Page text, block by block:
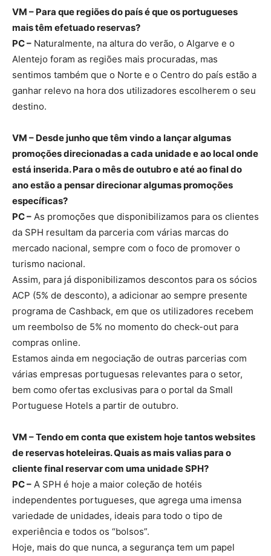
VM – Para que regiões do país é que os portugueses
mais têm efetuado reservas?
PC – Naturalmente, na altura do verão, o Algarve e o
Alentejo foram as regiões mais procuradas, mas
sentimos também que o Norte e o Centro do país estão a
ganhar relevo na hora dos utilizadores escolherem o seu
destino.
VM – Desde junho que têm vindo a lançar algumas
promoções direcionadas a cada unidade e ao local onde
está inserida. Para o mês de outubro e até ao final do
ano estão a pensar direcionar algumas promoções
específicas?
PC – As promoções que disponibilizamos para os clientes
da SPH resultam da parceria com várias marcas do
mercado nacional, sempre com o foco de promover o
turismo nacional.
Assim, para já disponibilizamos descontos para os sócios
ACP (5% de desconto), a adicionar ao sempre presente
programa de Cashback, em que os utilizadores recebem
um reembolso de 5% no momento do check-out para
compras online.
Estamos ainda em negociação de outras parcerias com
várias empresas portuguesas relevantes para o setor,
bem como ofertas exclusivas para o portal da Small
Portuguese Hotels a partir de outubro.
VM – Tendo em conta que existem hoje tantos websites
de reservas hoteleiras. Quais as mais valias para o
cliente final reservar com uma unidade SPH?
PC – A SPH é hoje a maior coleção de hotéis
independentes portugueses, que agrega uma imensa
variedade de unidades, ideais para todo o tipo de
experiência e todos os “bolsos”.
Hoje, mais do que nunca, a segurança tem um papel